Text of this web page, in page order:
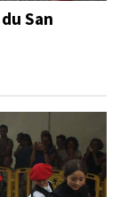
San